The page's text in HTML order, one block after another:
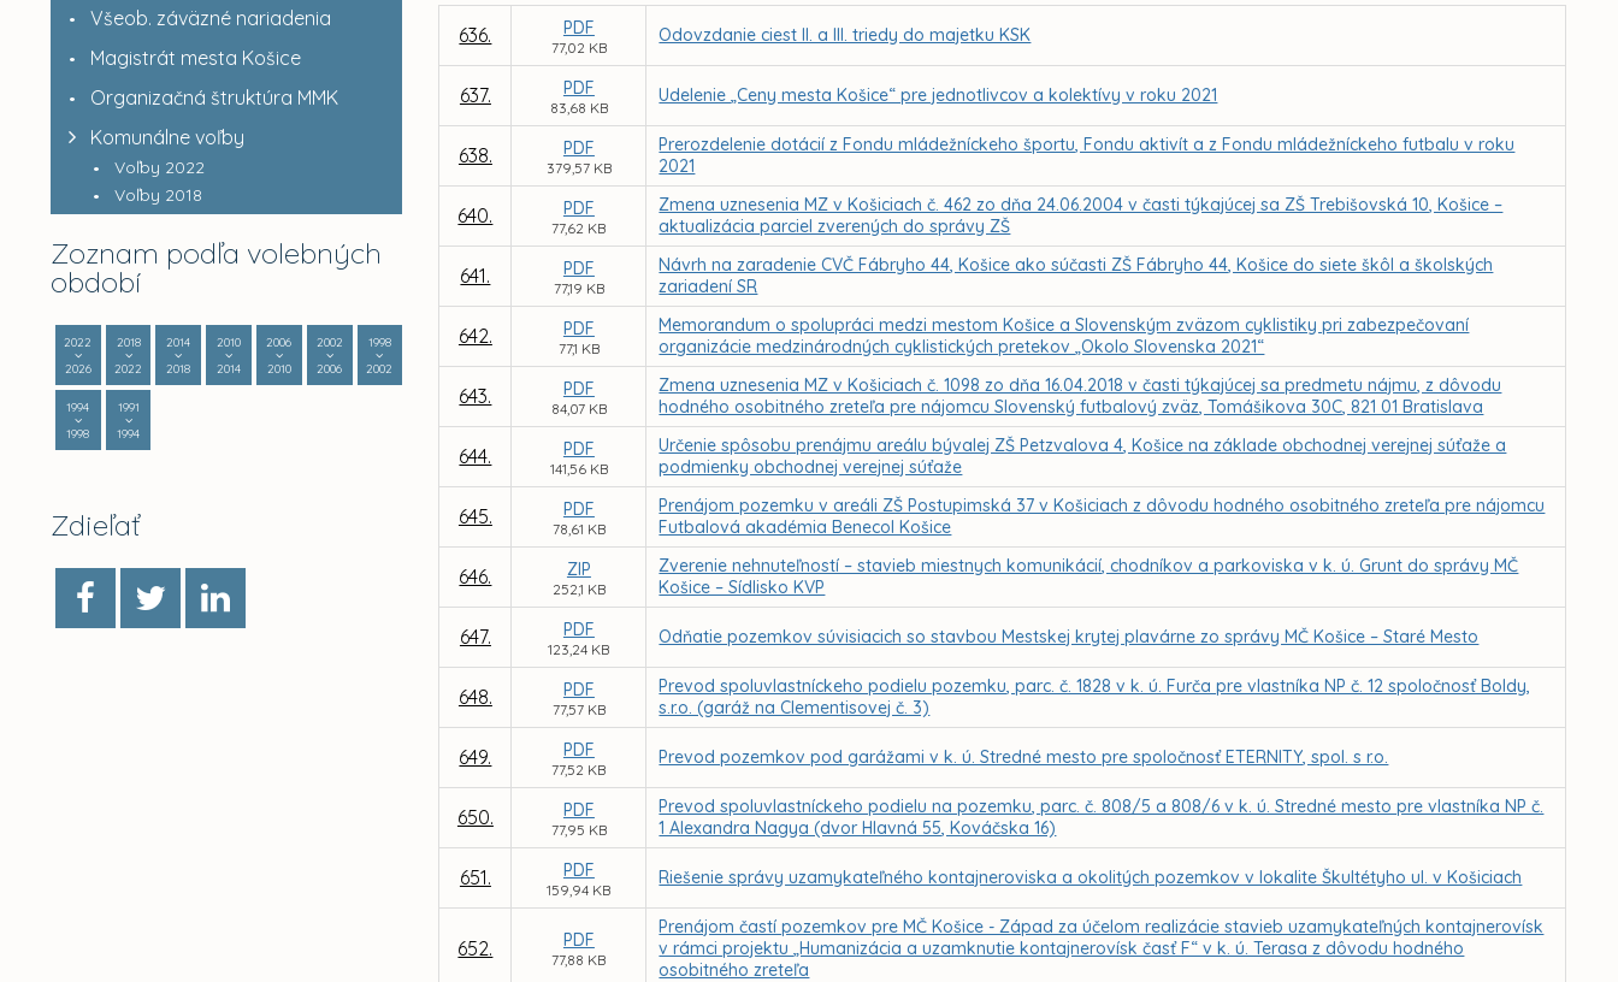
Všeob. záväzné nariadenia
Magistrát mesta Košice
Organizačná štruktúra MMK
Komunálne voľby
Voľby 2022
Voľby 2018
Zoznam podľa volebných
období
2022
2026
2018
2022
2014
2018
2010
2014
2006
2010
2002
2006
1998
2002
1994
1998
1991
1994
Zdieľať
636. PDF
77,02 KB
Odovzdanie ciest II. a III. triedy do majetku KSK
637. PDF
83,68 KB
Udelenie „Ceny mesta Košice“ pre jednotlivcov a kolektívy v roku 2021
638. PDF
379,57 KB
Prerozdelenie dotácií z Fondu mládežníckeho športu, Fondu aktivít a z Fondu mládežníckeho futbalu v roku
2021
640. PDF
77,62 KB
Zmena uznesenia MZ v Košiciach č. 462 zo dňa 24.06.2004 v časti týkajúcej sa ZŠ Trebišovská 10, Košice –
aktualizácia parciel zverených do správy ZŠ
641. PDF
77,19 KB
Návrh na zaradenie CVČ Fábryho 44, Košice ako súčasti ZŠ Fábryho 44, Košice do siete škôl a školských
zariadení SR
642. PDF
77,1 KB
Memorandum o spolupráci medzi mestom Košice a Slovenským zväzom cyklistiky pri zabezpečovaní
organizácie medzinárodných cyklistických pretekov „Okolo Slovenska 2021“
643. PDF
84,07 KB
Zmena uznesenia MZ v Košiciach č. 1098 zo dňa 16.04.2018 v časti týkajúcej sa predmetu nájmu, z dôvodu
hodného osobitného zreteľa pre nájomcu Slovenský futbalový zväz, Tomášikova 30C, 821 01 Bratislava
644. PDF
141,56 KB
Určenie spôsobu prenájmu areálu bývalej ZŠ Petzvalova 4, Košice na základe obchodnej verejnej súťaže a
podmienky obchodnej verejnej súťaže
645. PDF
78,61 KB
Prenájom pozemku v areáli ZŠ Postupimská 37 v Košiciach z dôvodu hodného osobitného zreteľa pre nájomcu
Futbalová akadémia Benecol Košice
646. ZIP
252,1 KB
Zverenie nehnuteľností – stavieb miestnych komunikácií, chodníkov a parkoviska v k. ú. Grunt do správy MČ
Košice – Sídlisko KVP
647. PDF
123,24 KB
Odňatie pozemkov súvisiacich so stavbou Mestskej krytej plavárne zo správy MČ Košice – Staré Mesto
648. PDF
77,57 KB
Prevod spoluvlastníckeho podielu pozemku, parc. č. 1828 v k. ú. Furča pre vlastníka NP č. 12 spoločnosť Boldy,
s.r.o. (garáž na Clementisovej č. 3)
649. PDF
77,52 KB
Prevod pozemkov pod garážami v k. ú. Stredné mesto pre spoločnosť ETERNITY, spol. s r.o.
650. PDF
77,95 KB
Prevod spoluvlastníckeho podielu na pozemku, parc. č. 808/5 a 808/6 v k. ú. Stredné mesto pre vlastníka NP č.
1 Alexandra Nagya (dvor Hlavná 55, Kováčska 16)
651. PDF
159,94 KB
Riešenie správy uzamykateľného kontajneroviska a okolitých pozemkov v lokalite Škultétyho ul. v Košiciach
652. PDF
77,88 KB
Prenájom častí pozemkov pre MČ Košice - Západ za účelom realizácie stavieb uzamykateľných kontajnerovísk
v rámci projektu „Humanizácia a uzamknutie kontajnerovísk časť F“ v k. ú. Terasa z dôvodu hodného
osobitného zreteľa